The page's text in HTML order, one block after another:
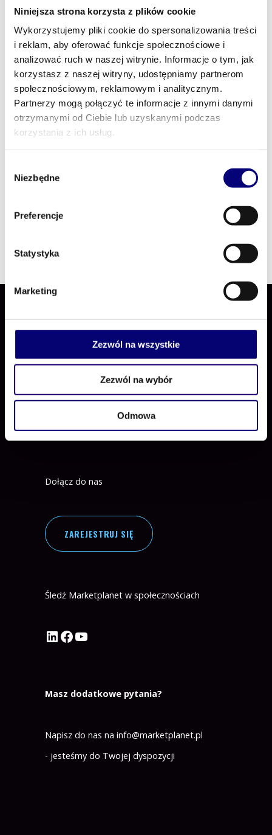
Niniejsza strona korzysta z plików cookie
Wykorzystujemy pliki cookie do spersonalizowania treści
i reklam, aby oferować funkcje społecznościowe i
analizować ruch w naszej witrynie. Informacje o tym, jak
korzystasz z naszej witryny, udostępniamy partnerom
społecznościowym, reklamowym i analitycznym.
Partnerzy mogą połączyć te informacje z innymi danymi
otrzymanymi od Ciebie lub uzyskanymi podczas
korzystania z ich usług.
zgody
Niezbędne
Preferencje
Statystyka
Marketing
Zezwól na wszystkie
Zezwól na wybór
Odmowa
operacyjne warto przeanalizować przed
jak identyfikować ryzyka związane z
realizacją, komunikacją, zgodnością i
weryfikacją wykonawcy
w jaki sposób podejmować decyzję o
dopuszczeniu ich udziału w sposób
uzasadniony i strategiczny
Dołącz do nas
ZAREJESTRUJ SIĘ
Śledź Marketplanet w społecznościach
Profil Marketplanet na LinkedIn
Profil Marketplanet na Facebook
Kanał Marketplanet na YouTube
Masz dodatkowe pytania?
Napisz do nas na info@marketplanet.pl
- jesteśmy do Twojej dyspozycji